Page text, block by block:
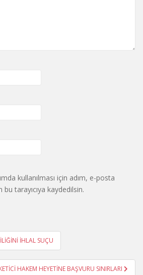
kullanılması için adım, e-posta
tarayıcıya kaydedilsin.
İHLAL SUÇU
HAKEM HEYETİNE BAŞVURU SINIRLARI